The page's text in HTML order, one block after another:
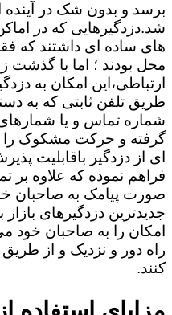
برسد و بدون شک در آینده
شد.دزدگیرهایی که در
های ساده ای داشتند که
محل بودند ؛ اما با گذشت
ارتباطی،این امکان به
طریق تلفن ثابتی که به
شماره تماس و یا
گرفته و حرکت مشکوک را
ای از دزدگیر باقابلیت
فراهم نموده که علاوه بر
صورت پیامک به صاحبان
جدیدترین دزدگیرهای بازار
امکان را به صاحبان خود
راه دور و نزدیک و از
کنند.